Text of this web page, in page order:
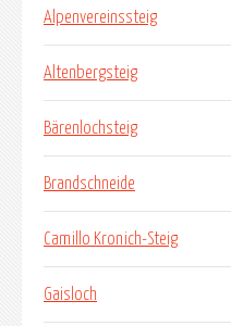
Alpenvereinssteig
Altenbergsteig
Bärenlochsteig
Brandschneide
Camillo Kronich-Steig
Gaisloch